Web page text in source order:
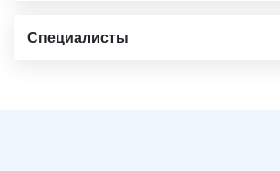
Специалисты